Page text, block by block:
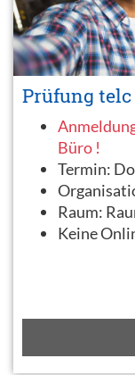
Prüfung
Büro !
Termin:
Raum:
Keine